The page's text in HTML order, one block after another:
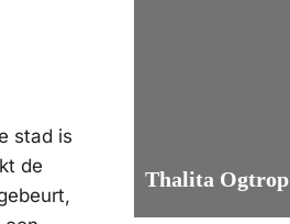
stad is
de
Thalita Ogtrop